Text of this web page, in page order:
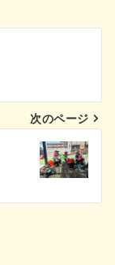
次のページ